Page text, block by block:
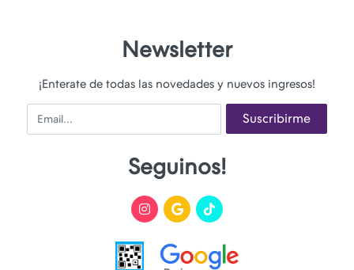
Newsletter
¡Enterate de todas las novedades y nuevos ingresos!
Email Suscribirme
Seguinos!